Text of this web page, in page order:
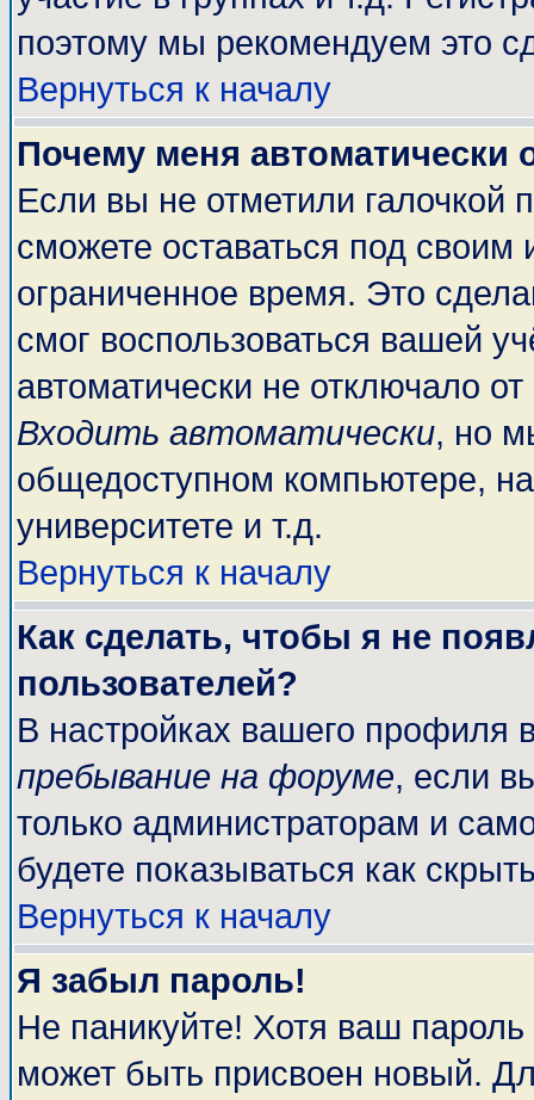
поэтому мы рекомендуем это
Вернуться к началу
Почему меня автоматически
Если вы не отметили галочкой
сможете оставаться под
ограниченное время. Это
смог воспользоваться вашей
автоматически не отключало
Входить автоматически, но
общедоступном компьютере,
университете и т.д.
Вернуться к началу
Как сделать, чтобы я не
пользователей?
В настройках вашего профиля
пребывание на форуме, если
только администраторам и
будете показываться как
Вернуться к началу
Я забыл пароль!
Не паникуйте! Хотя ваш
может быть присвоен новый.